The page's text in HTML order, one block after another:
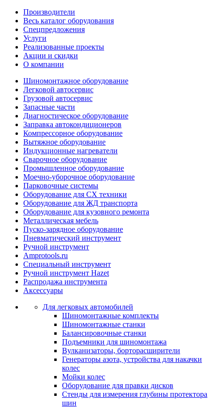
Производители
Весь каталог оборудования
Спецпредложения
Услуги
Реализованные проекты
Акции и скидки
О компании
Шиномонтажное оборудование
Легковой автосервис
Грузовой автосервис
Запасные части
Диагностическое оборудование
Заправка автокондиционеров
Компрессорное оборудование
Вытяжное оборудование
Индукционные нагреватели
Сварочное оборудование
Промышленное оборудование
Моечно-уборочное оборудование
Парковочные системы
Оборудование для СХ техники
Оборудование для ЖД транспорта
Оборудование для кузовного ремонта
Металлическая мебель
Пуско-зарядное оборудование
Пневматический инструмент
Ручной инструмент
Amprotools.ru
Специальный инструмент
Ручной инструмент Hazet
Распродажа инструмента
Аксессуары
Для легковых автомобилей
Шиномонтажные комплекты
Шиномонтажные станки
Балансировочные станки
Подъемники для шиномонтажа
Вулканизаторы, борторасширители
Генераторы азота, устройства для накачки
колес
Мойки колес
Оборудование для правки дисков
Стенды для измерения глубины протектора
шин